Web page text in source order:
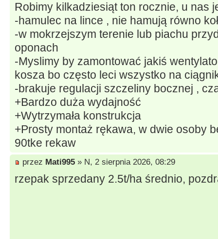
Robimy kilkadziesiąt ton rocznie, u nas
-hamulec na lince , nie hamują równo
-w mokrzejszym terenie lub piachu
oponach
-Myslimy by zamontować jakiś
kosza bo często leci wszystko na
-brakuje regulacji szczeliny bocznej ,
+Bardzo duża wydajność
+Wytrzymała konstrukcja
+Prosty montaż rękawa, w dwie osoby
90tke rekaw
przez Mati995 » N, 2 sierpnia 2026, 08:29
rzepak sprzedany 2.5t/ha średnio,